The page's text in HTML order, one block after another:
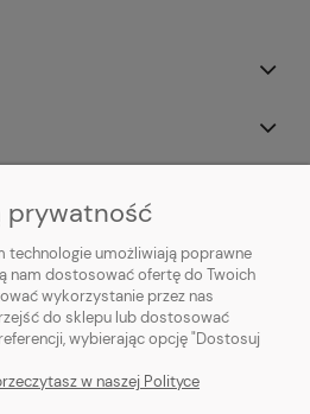
| ul. Mościckiego 14; 66-400 Gorzów
| Tel.698 35 12 13|zby-mal@wp.pl
prywatność
technologie umożliwiają poprawne
nam dostosować ofertę do Twoich
wykorzystanie przez nas
do sklepu lub dostosować
wybierając opcję "Dostosuj
w naszej Polityce